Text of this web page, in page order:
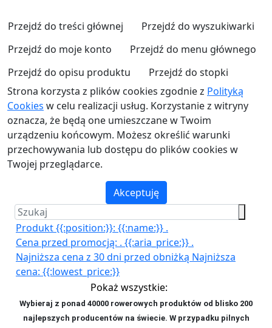
Przejdź do treści głównej
Przejdź do wyszukiwarki
Przejdź do moje konto
Przejdź do menu głównego
Przejdź do opisu produktu
Przejdź do stopki
Strona korzysta z plików cookies zgodnie z Polityką
Cookies w celu realizacji usług. Korzystanie z witryny
oznacza, że będą one umieszczane w Twoim
urządzeniu końcowym. Możesz określić warunki
przechowywania lub dostępu do plików cookies w
Twojej przeglądarce.
Akceptuję
Produkt {{:position:}}: {{:name:}} .
Cena przed promocją: . {{:aria_price:}} .
Najniższa cena z 30 dni przed obniżką Najniższa
cena: {{:lowest_price:}}
Pokaż wszystkie:
Wybieraj z ponad 40000 rowerowych produktów od blisko 200
najlepszych producentów na świecie. W przypadku pilnych